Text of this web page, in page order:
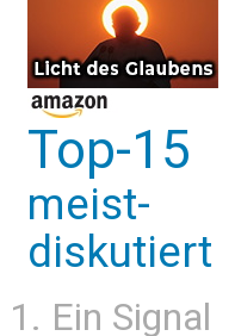
Top-15
meist-
diskutiert
Ein Signal